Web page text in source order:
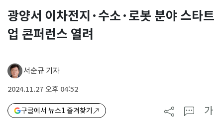
광양서 이차전지·수소·로봇 분야 스타트
업 콘퍼런스 열려
서순규 기자
2024.11.27 오후 04:52
구글에서 뉴스1 즐겨찾기 가